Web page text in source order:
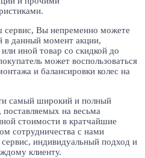
сервис, Вы непременно можете
в данный момент акции,
иной товар со скидкой до
может воспользоваться
и балансировки колес на
самый широкий и полный
на весьма
стоимости в кратчайшие
сотрудничества с нами
сервис, индивидуальный подход и
клиенту.